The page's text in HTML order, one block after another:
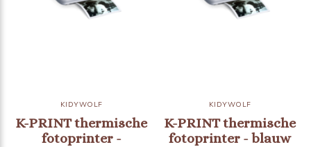
KIDYWOLF
K-PRINT thermische
fotoprinter -
KIDYWOLF
K-PRINT thermische
fotoprinter - blauw